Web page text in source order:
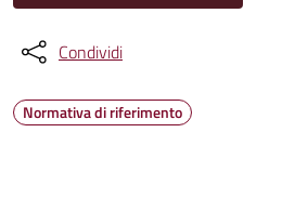
Condividi
Normativa di riferimento